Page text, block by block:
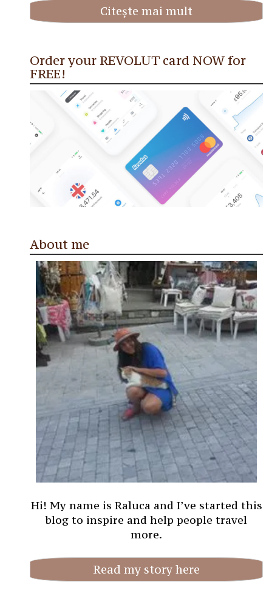
Citește mai mult
Order your REVOLUT card NOW for
FREE!
About me
Hi! My name is Raluca and I’ve started this
blog to inspire and help people travel
more.
Read my story here